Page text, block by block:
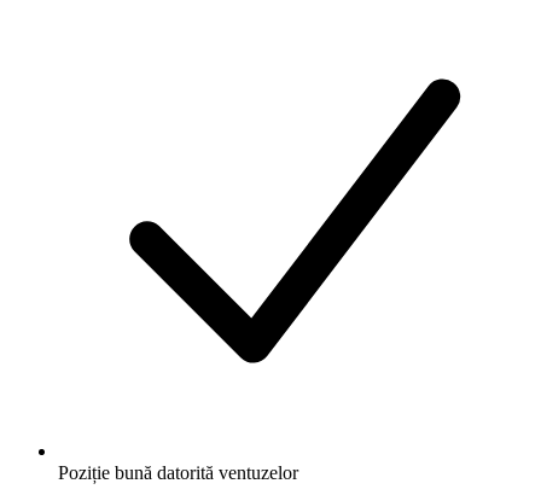
Poziție bună datorită ventuzelor